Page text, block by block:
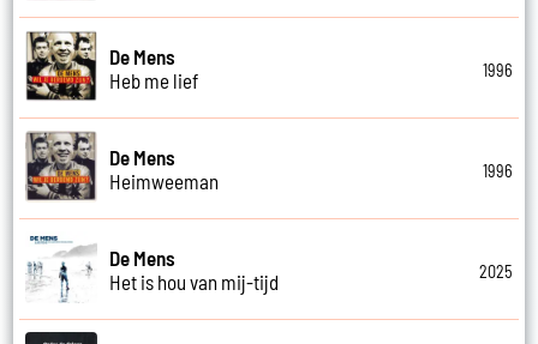
De Mens
Heb me lief
1996
De Mens
Heimweeman
1996
De Mens
Het is hou van mij-tijd
2025